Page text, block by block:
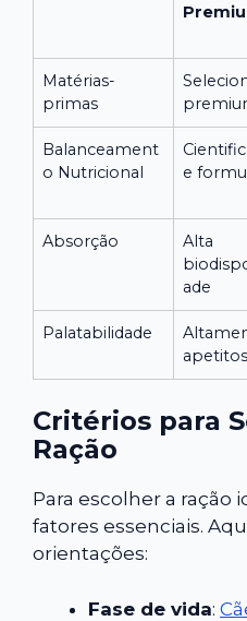
Matérias-
primas
Balanceament
o Nutricional
e
Absorção
Alta
ade
Palatabilidade
Critérios para
Ração
Para escolher a ração
fatores essenciais.
orientações:
Fase de vida: